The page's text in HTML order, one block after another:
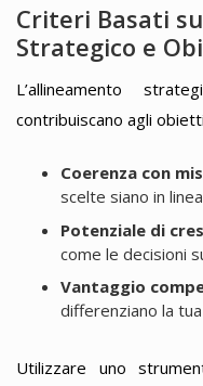
Criteri Basati
Strategico e
L’allineamento
contribuiscano agli
Coerenza con
scelte siano in
Potenziale di
come le decisioni
Vantaggio
differenziano la
Utilizzare uno